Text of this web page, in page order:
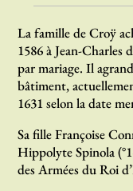
La famille de Croÿ
1586 à Jean-Charles
par mariage. Il
bâtiment,
1631 selon la date
Sa fille Françoise
Hippolyte Spinola
des Armées du Roi